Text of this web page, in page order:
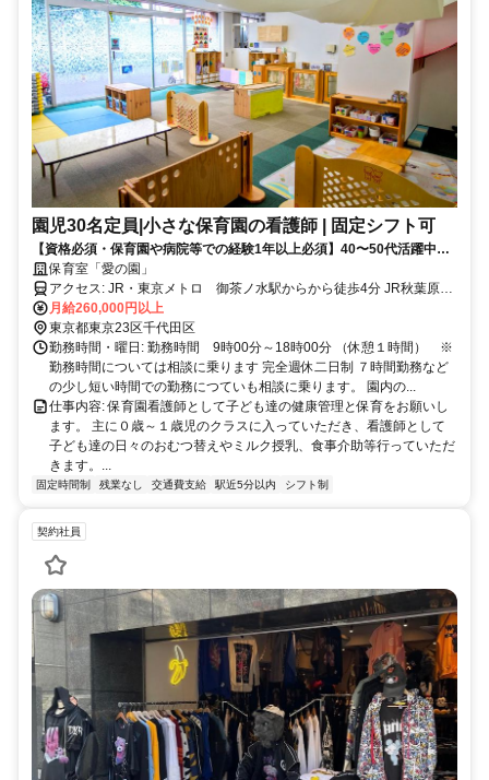
園児30名定員|小さな保育園の看護師 | 固定シフト可
【資格必須・保育園や病院等での経験1年以上必須】40〜50代活躍中！
行事や土曜日保育出勤・月1回土曜日出勤あり｜御茶ノ水駅から徒歩4分
でアクセス◎別途賞与年３回あり
保育室「愛の園」
アクセス: JR・東京メトロ 御茶ノ水駅からから徒歩4分 JR秋葉原駅
月給260,000円以上
東京都東京23区千代田区
勤務時間・曜日: 勤務時間 9時00分～18時00分 （休憩１時間） ※
勤務時間については相談に乗ります 完全週休二日制 ７時間勤務など
の少し短い時間での勤務につていも相談に乗ります。 園内の...
仕事内容: 保育園看護師として子ども達の健康管理と保育をお願いし
ます。 主に０歳～１歳児のクラスに入っていただき、看護師として
子ども達の日々のおむつ替えやミルク授乳、食事介助等行っていただ
きます。...
固定時間制 残業なし 交通費支給 駅近5分以内 シフト制
契約社員